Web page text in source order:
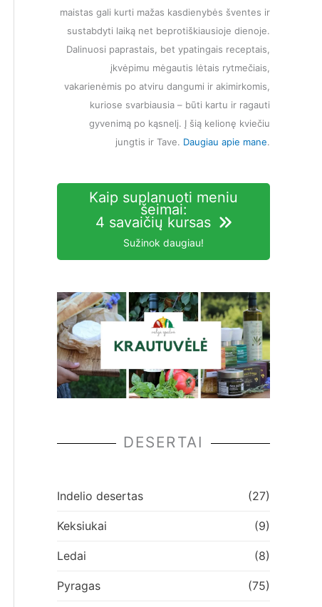
maistas gali kurti mažas kasdienybės šventes ir
sustabdyti laiką net beprotiškiausioje dienoje.
Dalinuosi paprastais, bet ypatingais receptais,
įkvėpimu mėgautis lėtais rytmečiais,
vakarienėmis po atviru dangumi ir akimirkomis,
kuriose svarbiausia – būti kartu ir ragauti
gyvenimą po kąsnelį. Į šią kelionę kviečiu
jungtis ir Tave. Daugiau apie mane.
Kaip suplanuoti meniu
šeimai:
4 savaičių kursas
Sužinok daugiau!
DESERTAI
Indelio desertas (27)
Keksiukai (9)
Ledai (8)
Pyragas (75)